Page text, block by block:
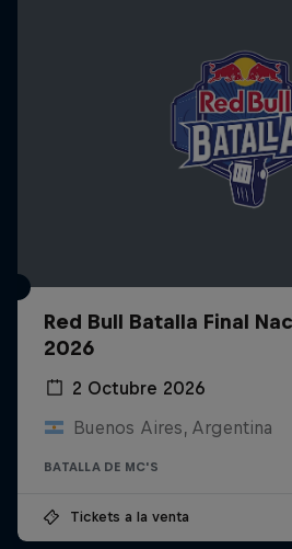
Red Bull Batalla Final
2026
2 Octubre 2026
Buenos Aires, Argentina
BATALLA DE MC'S
Tickets a la venta